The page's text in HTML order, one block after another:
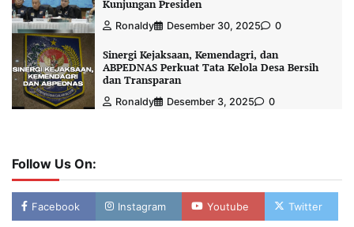
Kunjungan Presiden
Ronaldy Desember 30, 2025 0
Sinergi Kejaksaan, Kemendagri, dan
ABPEDNAS Perkuat Tata Kelola Desa Bersih
dan Transparan
Ronaldy Desember 3, 2025 0
Follow Us On:
Facebook Instagram Youtube Twitter